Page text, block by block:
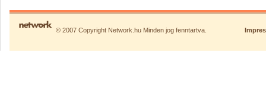
© 2007 Copyright Network.hu Minden jog fenntartva.